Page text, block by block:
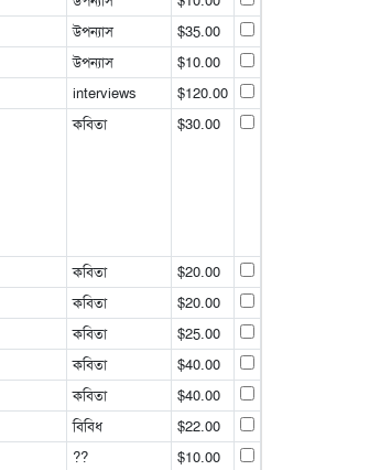
উপন্যাস
$35.00
উপন্যাস
$10.00
interviews
$120.00
কবিতা $30.00
কবিতা
$20.00
কবিতা
$20.00
কবিতা
$25.00
কবিতা
$40.00
কবিতা
$40.00
বিবিধ
$22.00
??
$10.00